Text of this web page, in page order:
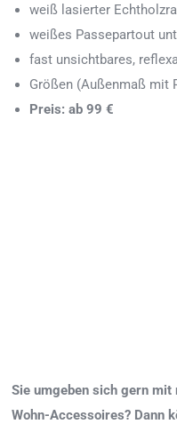
weiß lasierter
weißes Passepartout
fast unsichtbares,
Größen (Außenmaß mit
Preis: ab 99 €
Sie umgeben sich gern
Wohn-Accessoires? Dann